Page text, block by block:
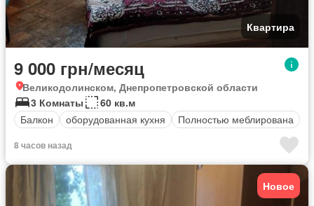
Квартира
9 000 грн/месяц
Великодолинском, Днепропетровской области
3 Комнаты
60 кв.м
Балкон
оборудованная кухня Полностью меблирована
8 часов назад
Новое